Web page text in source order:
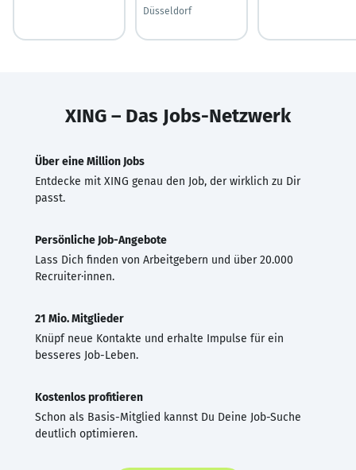
Düsseldorf
XING – Das Jobs-Netzwerk
Über eine Million Jobs
Entdecke mit XING genau den Job, der wirklich zu Dir
passt.
Persönliche Job-Angebote
Lass Dich finden von Arbeitgebern und über 20.000
Recruiter·innen.
21 Mio. Mitglieder
Knüpf neue Kontakte und erhalte Impulse für ein
besseres Job-Leben.
Kostenlos profitieren
Schon als Basis-Mitglied kannst Du Deine Job-Suche
deutlich optimieren.